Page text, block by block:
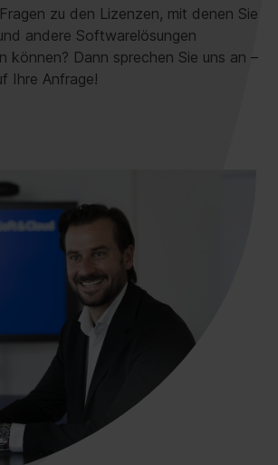
zu den Lizenzen, mit denen Sie
andere Softwarelösungen
können? Dann sprechen Sie uns an –
Ihre Anfrage!